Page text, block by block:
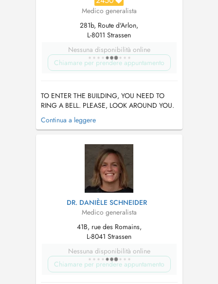
Medico generalista
281b, Route d'Arlon,
L-8011 Strassen
Nessuna disponibilità online
Chiamare per prendere appuntamento
TO ENTER THE BUILDING, YOU NEED TO
RING A BELL. PLEASE, LOOK AROUND YOU.
THE BELLS ARE NEXT TO THE POST BOXES.
If you use Google MAPS, just enter Dr
ERROR with the ADRESS in google....
Continua a leggere
DR. DANIÈLE SCHNEIDER
Medico generalista
41B, rue des Romains,
L-8041 Strassen
Nessuna disponibilità online
Chiamare per prendere appuntamento